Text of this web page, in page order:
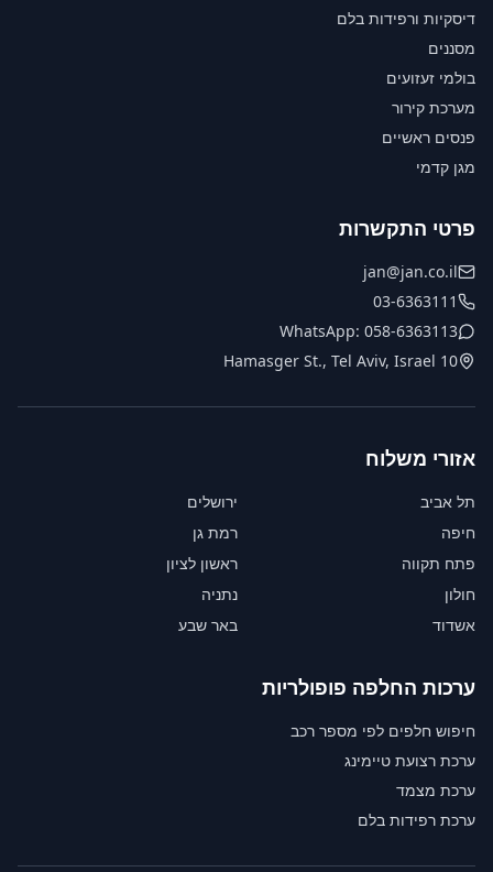
דיסקיות ורפידות בלם
מסננים
בולמי זעזועים
מערכת קירור
פנסים ראשיים
מגן קדמי
פרטי התקשרות
jan@jan.co.il
03-6363111
WhatsApp: 058-6363113
10 Hamasger St., Tel Aviv, Israel
אזורי משלוח
תל אביב
ירושלים
חיפה
רמת גן
פתח תקווה
ראשון לציון
חולון
נתניה
אשדוד
באר שבע
ערכות החלפה פופולריות
חיפוש חלפים לפי מספר רכב
ערכת רצועת טיימינג
ערכת מצמד
ערכת רפידות בלם